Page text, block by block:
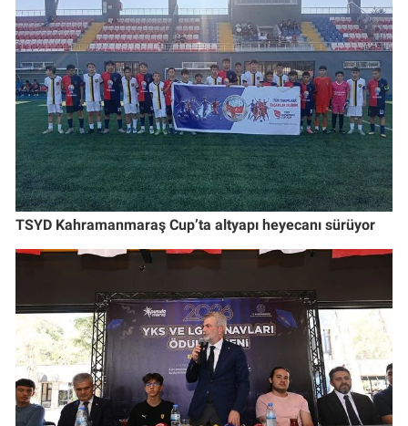
TSYD Kahramanmaraş Cup’ta altyapı heyecanı sürüyor